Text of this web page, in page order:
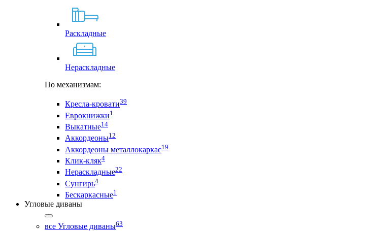
Раскладные
Нераскладные
По механизмам:
Кресла-кровати39
Еврокнижки1
Выкатные14
Аккордеоны12
Аккордеоны металлокаркас19
Клик-кляк4
Нераскладные22
Сунгирь4
Бескаркасные1
Угловые диваны
все Угловые диваны63